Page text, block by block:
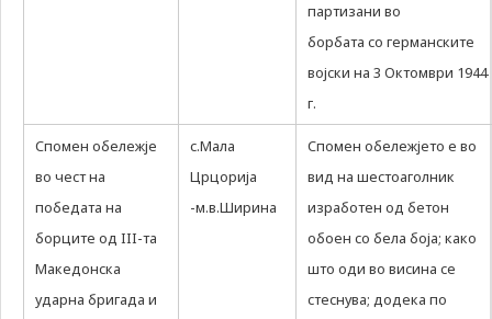
партизани во
борбата со германските
војски на 3 Октомври 1944
г.
Спомен обележје
во чест на
победата на
борците од III-та
Македонска
ударна бригада и
с.Мала
Црцорија
-м.в.Ширина
Спомен обележјето е во
вид на шестоаголник
изработен од бетон
обоен со бела боја; како
што оди во висина се
стеснува; додека по